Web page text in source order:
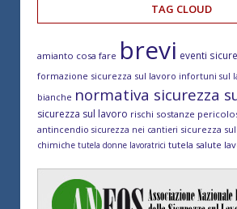
TAG CLOUD
amianto cosa fare brevi eventi
formazione sicurezza sul lavoro infortuni sul
bianche normativa sicurezza
sicurezza sul lavoro rischi sostanze
antincendio sicurezza nei cantieri sicurezza
chimiche tutela donne lavoratrici tutela salute